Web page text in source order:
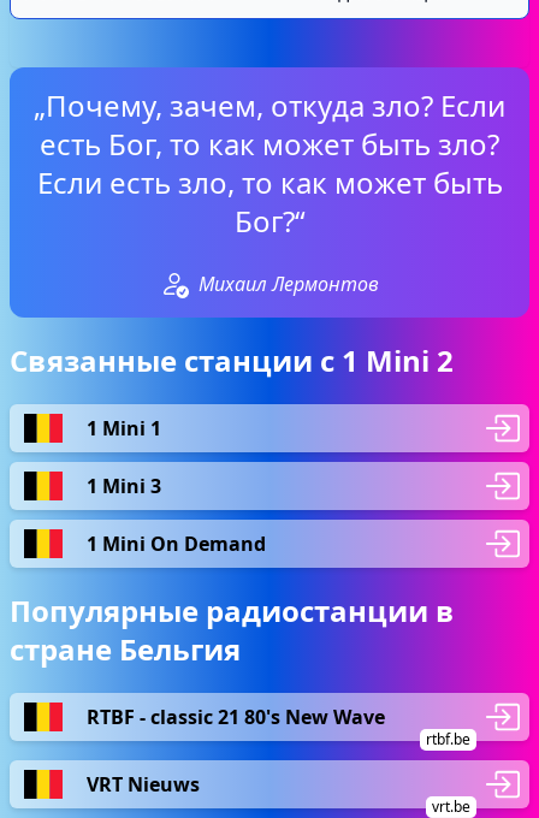
„Почему, зачем, откуда зло? Если
есть Бог, то как может быть зло?
Если есть зло, то как может быть
Бог?“
Михаил Лермонтов
Связанные станции с 1 Mini 2
1 Mini 1
1 Mini 3
1 Mini On Demand
Популярные радиостанции в
стране Бельгия
RTBF - classic 21 80's New Wave
rtbf.be
VRT Nieuws
vrt.be